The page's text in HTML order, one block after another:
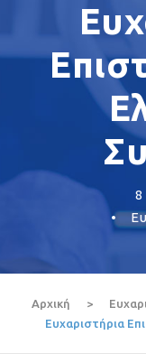
8
•
Αρχική >
Ευχαριστήρια